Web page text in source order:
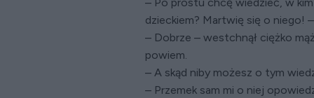
dzieckiem? Martwię się o niego!
– Dobrze – westchnął ciężko
powiem.
– A skąd niby możesz o tym
– Przemek sam mi o niej